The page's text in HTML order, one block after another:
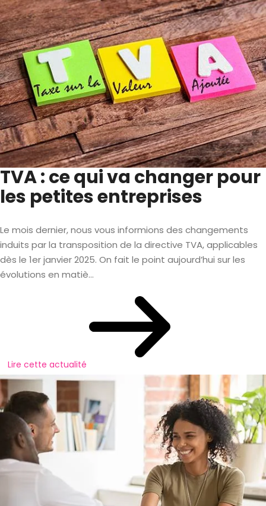
TVA : ce qui va changer pour
les petites entreprises
Le mois dernier, nous vous informions des changements
induits par la transposition de la directive TVA, applicables
dès le 1er janvier 2025. On fait le point aujourd’hui sur les
évolutions en matiè...
Lire cette actualité